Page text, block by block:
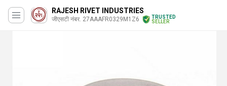
RAJESH RIVET INDUSTRIES
जीएसटी नंबर. 27AAAFR0329M1Z6
TRUSTED
SELLER